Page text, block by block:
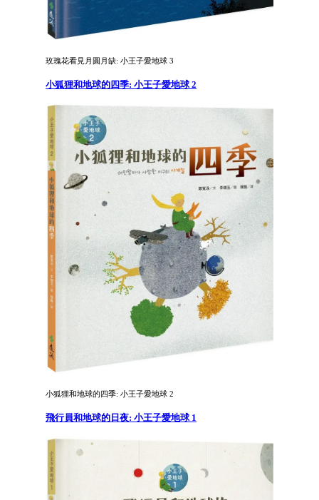
玫瑰花看見月圓月缺: 小王子愛地球 3
小狐狸和地球的四季: 小王子愛地球 2
小狐狸和地球的四季: 小王子愛地球 2
飛行員和地球的日夜: 小王子愛地球 1